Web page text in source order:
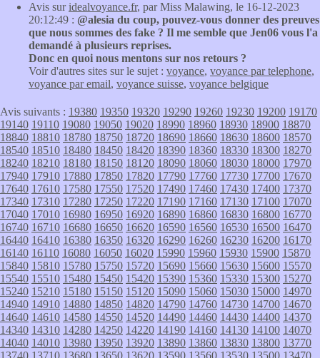
Avis suridealvoyance.fr, par Miss Malawing, le 16-12-2023
20:12:49 : @alesia du coup, pouvez-vous donner des preuves
que nous sommes des fake ? Il me semble que Jen06 vous l'a
demandé à plusieurs reprises.
Donc en quoi nous mentons sur nos retours ?
Voir d'autres sites sur le sujet : voyance, voyance par telephone,
voyance par email, voyance suisse, voyance belgique
Avis suivants : 19380 19350 19320 19290 19260 19230 19200 19170
19140 19110 19080 19050 19020 18990 18960 18930 18900 18870
18840 18810 18780 18750 18720 18690 18660 18630 18600 18570
18540 18510 18480 18450 18420 18390 18360 18330 18300 18270
18240 18210 18180 18150 18120 18090 18060 18030 18000 17970
17940 17910 17880 17850 17820 17790 17760 17730 17700 17670
17640 17610 17580 17550 17520 17490 17460 17430 17400 17370
17340 17310 17280 17250 17220 17190 17160 17130 17100 17070
17040 17010 16980 16950 16920 16890 16860 16830 16800 16770
16740 16710 16680 16650 16620 16590 16560 16530 16500 16470
16440 16410 16380 16350 16320 16290 16260 16230 16200 16170
16140 16110 16080 16050 16020 15990 15960 15930 15900 15870
15840 15810 15780 15750 15720 15690 15660 15630 15600 15570
15540 15510 15480 15450 15420 15390 15360 15330 15300 15270
15240 15210 15180 15150 15120 15090 15060 15030 15000 14970
14940 14910 14880 14850 14820 14790 14760 14730 14700 14670
14640 14610 14580 14550 14520 14490 14460 14430 14400 14370
14340 14310 14280 14250 14220 14190 14160 14130 14100 14070
14040 14010 13980 13950 13920 13890 13860 13830 13800 13770
13740 13710 13680 13650 13620 13590 13560 13530 13500 13470